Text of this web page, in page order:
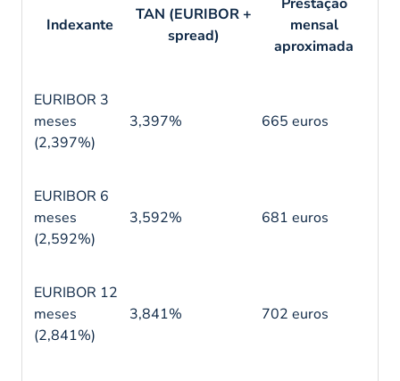
Indexante
TAN (EURIBOR +
spread)
mensal
aproximada
EURIBOR 3
meses
(2,397%)
3,397% 665 euros
EURIBOR 6
meses
(2,592%)
3,592% 681 euros
EURIBOR 12
meses
(2,841%)
3,841% 702 euros